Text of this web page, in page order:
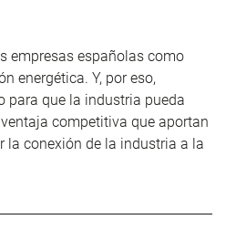
empresas españolas como
energética. Y, por eso,
para que la industria pueda
competitiva que aportan
la conexión de la industria a la